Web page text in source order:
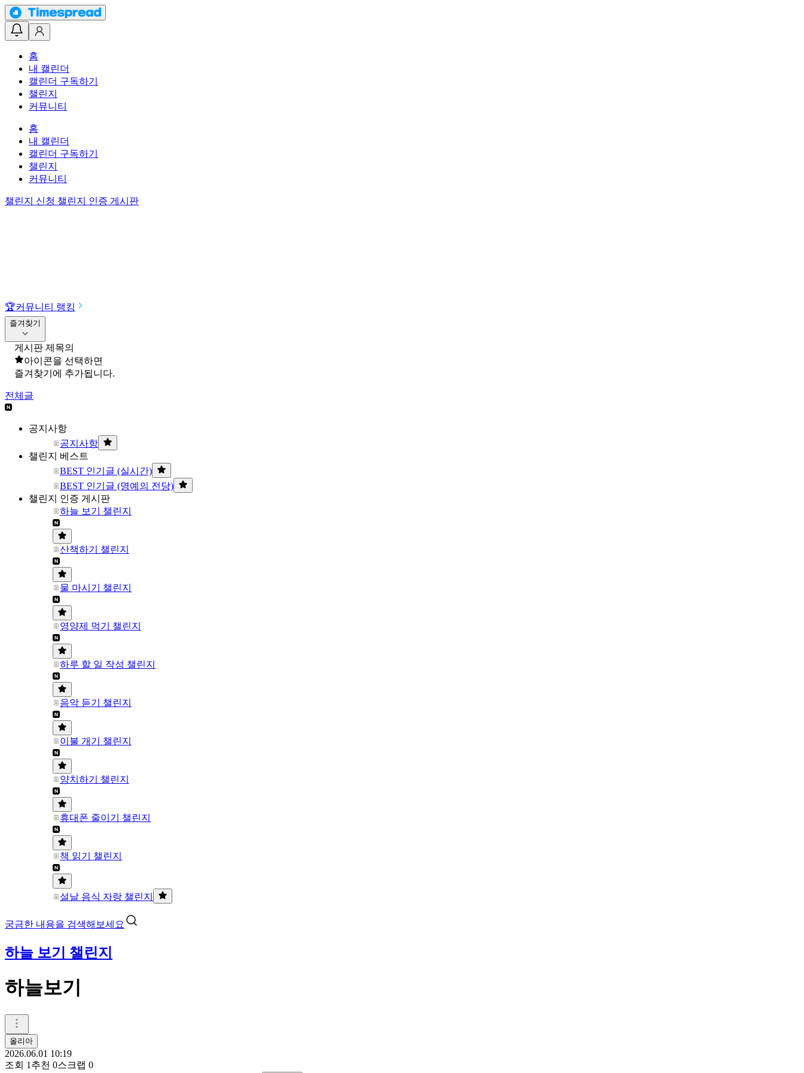
홈
내 캘린더
캘린더 구독하기
챌린지
커뮤니티
홈
내 캘린더
캘린더 구독하기
챌린지
커뮤니티
챌린지 신청 챌린지 인증 게시판
🏆커뮤니티 랭킹
즐겨찾기
게시판 제목의
아이콘을 선택하면
즐겨찾기에 추가됩니다.
전체글
공지사항
공지사항
챌린지 베스트
BEST 인기글 (실시간)
BEST 인기글 (명예의 전당)
챌린지 인증 게시판
하늘 보기 챌린지
산책하기 챌린지
물 마시기 챌린지
영양제 먹기 챌린지
하루 할 일 작성 챌린지
음악 듣기 챌린지
이불 개기 챌린지
양치하기 챌린지
휴대폰 줄이기 챌린지
책 읽기 챌린지
설날 음식 자랑 챌린지
궁금한 내용을 검색해보세요
하늘 보기 챌린지
하늘보기
올리아
2026.06.01 10:19
조회 1 추천 0스크랩 0